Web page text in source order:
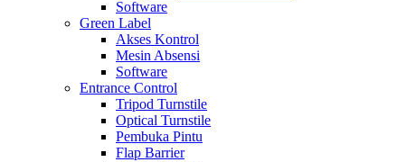
Software
Green Label
Akses Kontrol
Mesin Absensi
Software
Entrance Control
Tripod Turnstile
Optical Turnstile
Pembuka Pintu
Flap Barrier